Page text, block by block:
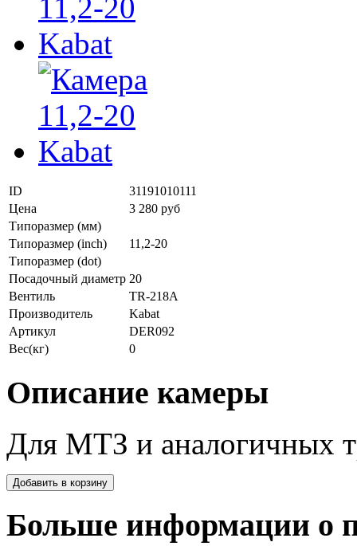
ID
31191010111
Цена
3 280 руб
Типоразмер (мм)
Типоразмер (inch)
11,2-20
Типоразмер (dot)
Посадочный диаметр 20
Вентиль
TR-218A
Производитель
Kabat
Артикул
DER092
Вес(кг)
0
Описание камеры
Для МТЗ и аналогичных
Больше информации о